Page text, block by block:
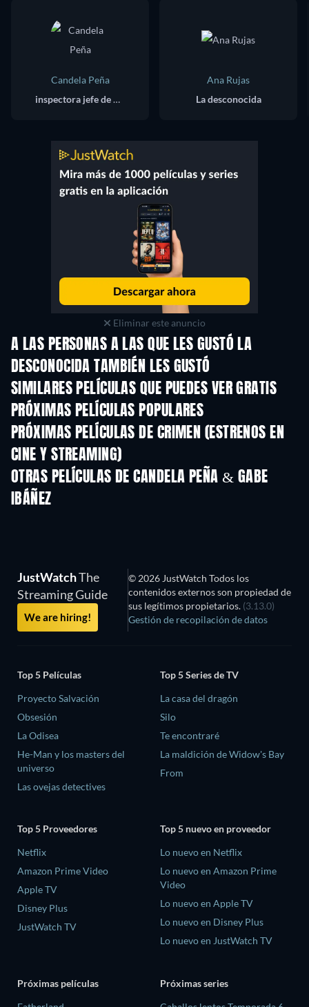
Candela Peña
inspectora jefe de policía : Anna Ripoll
Ana Rujas
La desconocida
Eliminar este anuncio
A LAS PERSONAS A LAS QUE LES GUSTÓ LA
DESCONOCIDA TAMBIÉN LES GUSTÓ
SIMILARES PELÍCULAS QUE PUEDES VER GRATIS
PRÓXIMAS PELÍCULAS POPULARES
PRÓXIMAS PELÍCULAS DE CRIMEN (ESTRENOS EN
CINE Y STREAMING)
OTRAS PELÍCULAS DE CANDELA PEÑA & GABE
IBÁÑEZ
JustWatchThe
Streaming Guide
We are hiring!
© 2026 JustWatch Todos los
contenidos externos son propiedad de
sus legítimos propietarios. (3.13.0)
Gestión de recopilación de datos
Top 5 Películas
Proyecto Salvación
Obsesión
La Odisea
He-Man y los masters del
universo
Las ovejas detectives
Top 5 Series de TV
La casa del dragón
Silo
Te encontraré
La maldición de Widow's Bay
From
Top 5 Proveedores
Netflix
Amazon Prime Video
Apple TV
Disney Plus
JustWatch TV
Top 5 nuevo en proveedor
Lo nuevo en Netflix
Lo nuevo en Amazon Prime
Video
Lo nuevo en Apple TV
Lo nuevo en Disney Plus
Lo nuevo en JustWatch TV
Próximas películas
Próximas series